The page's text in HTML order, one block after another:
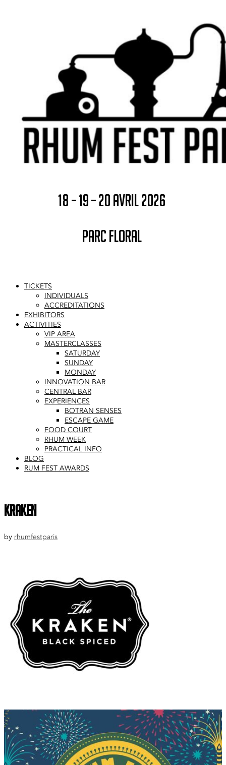
18 – 19 – 20 AVRIL 2026
PARC FLORAL
TICKETS
INDIVIDUALS
ACCREDITATIONS
EXHIBITORS
ACTIVITIES
VIP AREA
MASTERCLASSES
SATURDAY
SUNDAY
MONDAY
INNOVATION BAR
CENTRAL BAR
EXPERIENCES
BOTRAN SENSES
ESCAPE GAME
FOOD COURT
RHUM WEEK
PRACTICAL INFO
BLOG
RUM FEST AWARDS
kraken
by rhumfestparis